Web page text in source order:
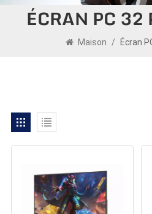
ÉCRAN PC 32
Maison / Écran